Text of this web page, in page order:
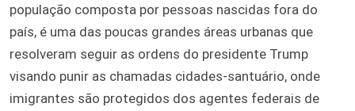
população composta por pessoas nascidas fora do
país, é uma das poucas grandes áreas urbanas que
resolveram seguir as ordens do presidente Trump
visando punir as chamadas cidades-santuário, onde
imigrantes são protegidos dos agentes federais de